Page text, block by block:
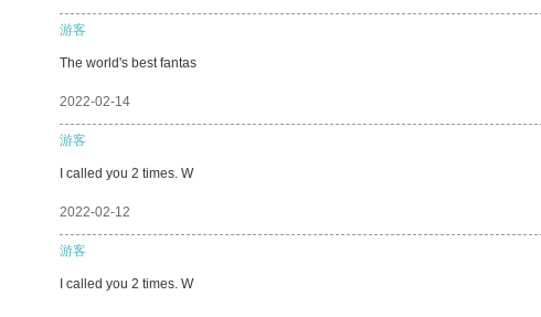
游客
The world's best fantas
2022-02-14
游客
I called you 2 times. W
2022-02-12
游客
I called you 2 times. W